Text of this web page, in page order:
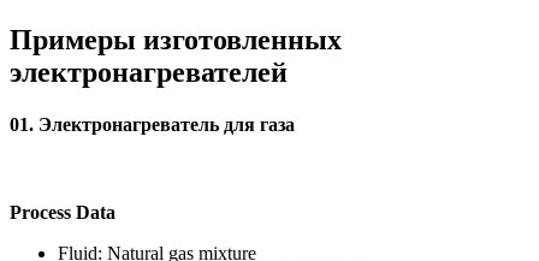
Примеры изготовленных
электронагревателей
01. Электронагреватель для газа
Process Data
Fluid: Natural gas mixture